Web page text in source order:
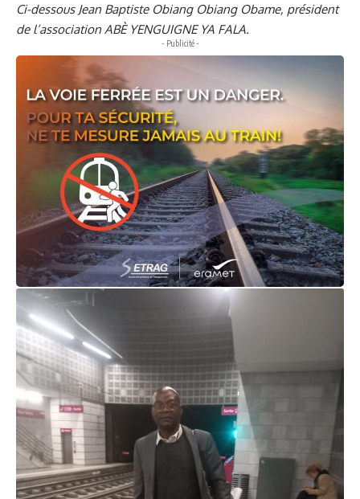
Ci-dessous Jean Baptiste Obiang Obiang Obame, président
de l’association ABÈ YENGUIGNE YA FALA.
- Publicité -